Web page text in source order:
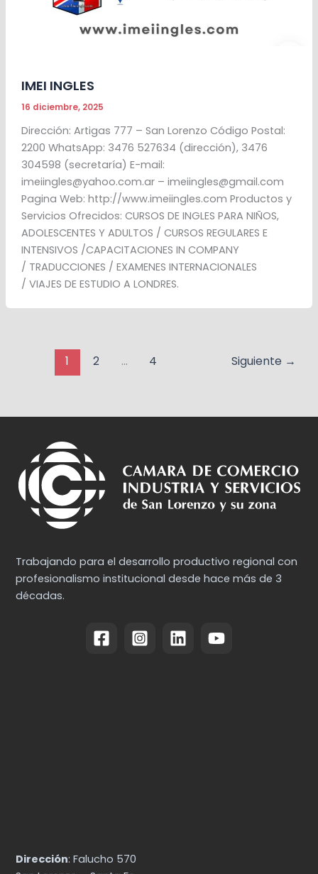
IMEI INGLES
16 diciembre, 2025
Dirección: Artigas 777 – San Lorenzo Código Postal:
2200 WhatsApp: 3476 527634 (dirección), 3476
304598 (secretaría) E-mail:
imeiingles@yahoo.com.ar – imeiingles@gmail.com
Pagina Web: http://www.imeiingles.com Productos y
Servicios Ofrecidos: CURSOS DE INGLES PARA NIÑOS,
ADOLESCENTES Y ADULTOS / CURSOS REGULARES E
INTENSIVOS /CAPACITACIONES IN COMPANY
/ TRADUCCIONES / EXAMENES INTERNACIONALES
/ VIAJES DE ESTUDIO A LONDRES.
1 2 … 4 Siguiente →
Trabajando para el desarrollo productivo regional con
profesionalismo institucional desde hace más de 3
décadas.
Dirección: Falucho 570